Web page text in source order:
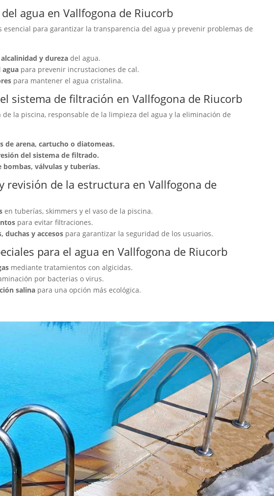
agua en Vallfogona de Riucorb
para garantizar la transparencia del agua y prevenir problemas de
y durezadel agua.
para prevenir incrustaciones de cal.
para mantener el agua cristalina.
sistema de filtración en Vallfogona de Riucorb
la piscina, responsable de la limpieza del agua y la eliminación de
arena, cartucho o diatomeas.
del sistema de filtrado.
válvulas y tuberías.
revisión de la estructura en Vallfogona de
en tuberías, skimmers y el vaso de la piscina.
para evitar filtraciones.
duchas y accesospara garantizar la seguridad de los usuarios.
para el agua en Vallfogona de Riucorb
mediante tratamientos con algicidas.
por bacterias o virus.
salinapara una opción más ecológica.